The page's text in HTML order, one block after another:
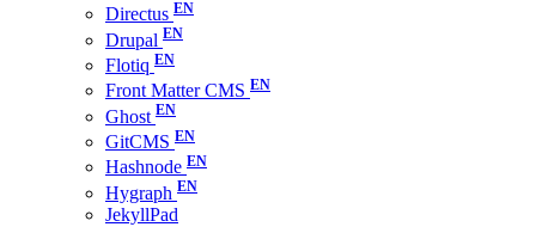
Directus
Drupal
Flotiq
Front Matter CMS
Ghost
GitCMS
Hashnode
Hygraph
JekyllPad